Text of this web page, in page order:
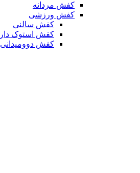
کفش مردانه
کفش ورزشی
کفش سالنی
کفش استوک دار
کفش دوومیدانی